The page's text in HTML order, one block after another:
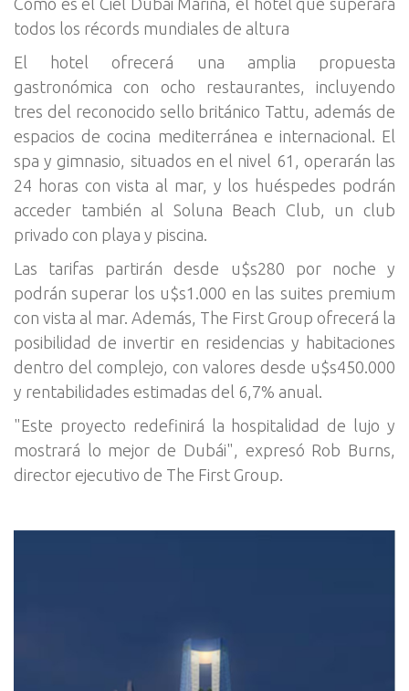
todos los récords mundiales de altura
El hotel ofrecerá una amplia propuesta
gastronómica con ocho restaurantes, incluyendo
tres del reconocido sello británico Tattu, además de
espacios de cocina mediterránea e internacional. El
spa y gimnasio, situados en el nivel 61, operarán las
24 horas con vista al mar, y los huéspedes podrán
acceder también al Soluna Beach Club, un club
privado con playa y piscina.
Las tarifas partirán desde u$s280 por noche y
podrán superar los u$s1.000 en las suites premium
con vista al mar. Además, The First Group ofrecerá la
posibilidad de invertir en residencias y habitaciones
dentro del complejo, con valores desde u$s450.000
y rentabilidades estimadas del 6,7% anual.
"Este proyecto redefinirá la hospitalidad de lujo y
mostrará lo mejor de Dubái", expresó Rob Burns,
director ejecutivo de The First Group.